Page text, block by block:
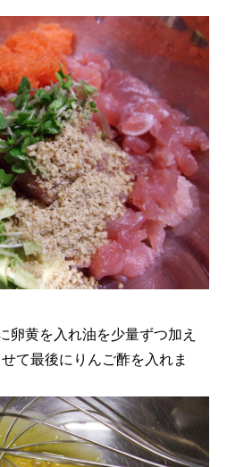
卵黄を入れ油を少量ずつ加え
て最後にりんご酢を入れま